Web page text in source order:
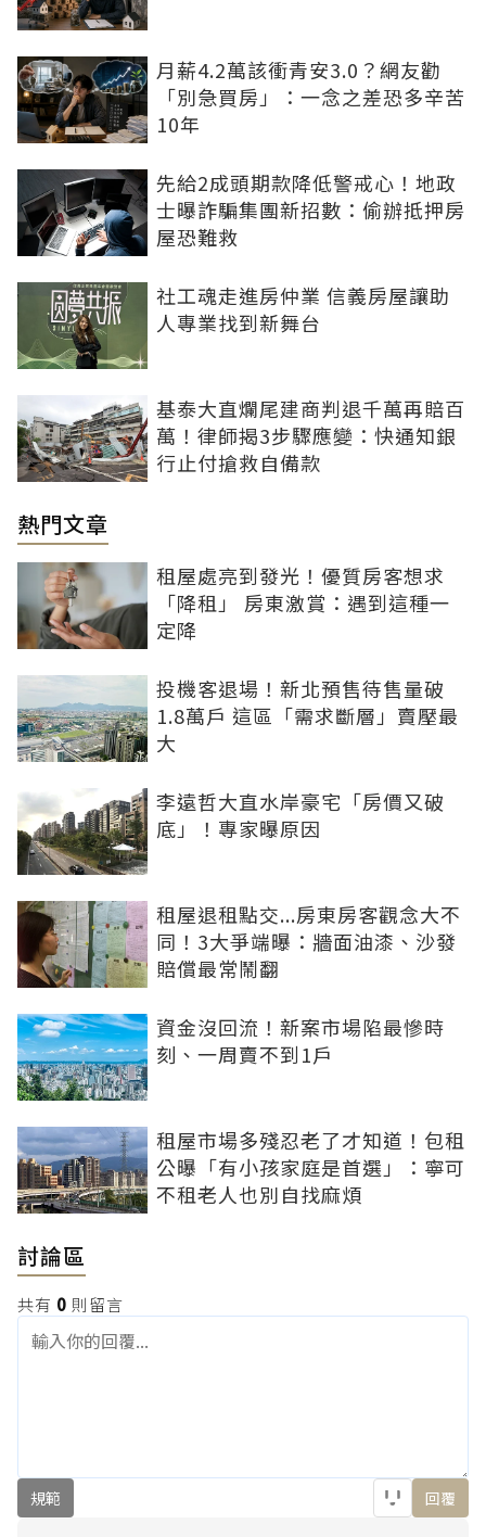
月薪4.2萬該衝青安3.0？網友勸
「別急買房」：一念之差恐多辛苦
10年
先給2成頭期款降低警戒心！地政
士曝詐騙集團新招數：偷辦抵押房
屋恐難救
社工魂走進房仲業 信義房屋讓助
人專業找到新舞台
基泰大直爛尾建商判退千萬再賠百
萬！律師揭3步驟應變：快通知銀
行止付搶救自備款
熱門文章
租屋處亮到發光！優質房客想求
「降租」 房東激賞：遇到這種一
定降
投機客退場！新北預售待售量破
1.8萬戶 這區「需求斷層」賣壓最
大
李遠哲大直水岸豪宅「房價又破
底」！專家曝原因
租屋退租點交...房東房客觀念大不
同！3大爭端曝：牆面油漆、沙發
賠償最常鬧翻
資金沒回流！新案市場陷最慘時
刻、一周賣不到1戶
租屋市場多殘忍老了才知道！包租
公曝「有小孩家庭是首選」：寧可
不租老人也別自找麻煩
討論區
共有 0 則留言
規範 回覆